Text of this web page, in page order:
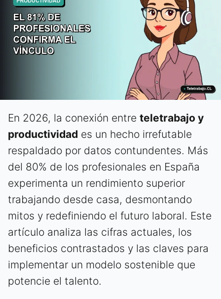
En 2026, la conexión entre teletrabajo y
productividad es un hecho irrefutable
respaldado por datos contundentes. Más
del 80% de los profesionales en España
experimenta un rendimiento superior
trabajando desde casa, desmontando
mitos y redefiniendo el futuro laboral. Este
artículo analiza las cifras actuales, los
beneficios contrastados y las claves para
implementar un modelo sostenible que
potencie el talento.